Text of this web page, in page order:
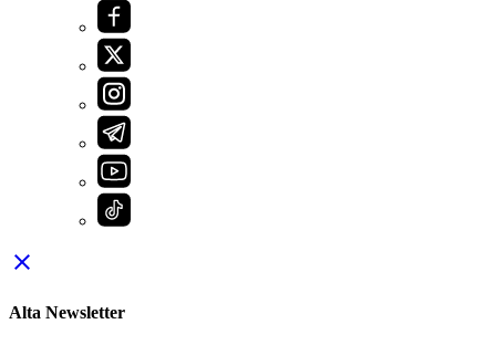
close
Alta Newsletter